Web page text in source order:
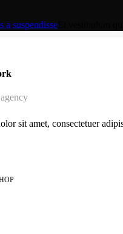
a suspendisse
sit amet, consectetuer